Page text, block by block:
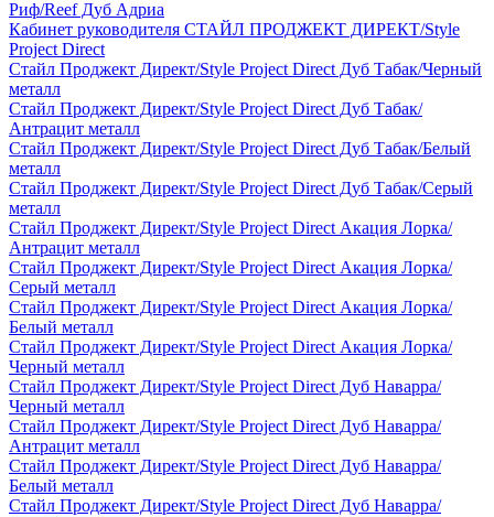
Риф/Reef Дуб Адриа
Кабинет руководителя СТАЙЛ ПРОДЖЕКТ ДИРЕКТ/Style
Project Direct
Стайл Проджект Директ/Style Project Direct Дуб Табак/Черный
металл
Стайл Проджект Директ/Style Project Direct Дуб Табак/
Антрацит металл
Стайл Проджект Директ/Style Project Direct Дуб Табак/Белый
металл
Стайл Проджект Директ/Style Project Direct Дуб Табак/Серый
металл
Стайл Проджект Директ/Style Project Direct Акация Лорка/
Антрацит металл
Стайл Проджект Директ/Style Project Direct Акация Лорка/
Серый металл
Стайл Проджект Директ/Style Project Direct Акация Лорка/
Белый металл
Стайл Проджект Директ/Style Project Direct Акация Лорка/
Черный металл
Стайл Проджект Директ/Style Project Direct Дуб Наварра/
Черный металл
Стайл Проджект Директ/Style Project Direct Дуб Наварра/
Антрацит металл
Стайл Проджект Директ/Style Project Direct Дуб Наварра/
Белый металл
Стайл Проджект Директ/Style Project Direct Дуб Наварра/